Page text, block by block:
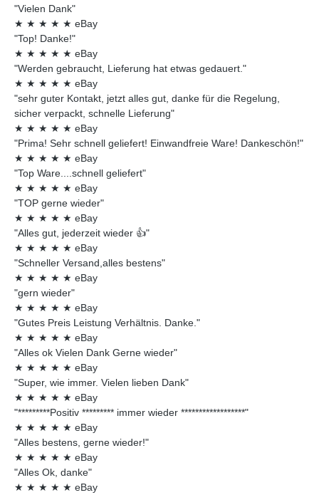
"Vielen Dank"
★ ★ ★ ★ ★ eBay
"Top! Danke!"
★ ★ ★ ★ ★ eBay
"Werden gebraucht, Lieferung hat etwas gedauert."
★ ★ ★ ★ ★ eBay
"sehr guter Kontakt, jetzt alles gut, danke für die Regelung,
sicher verpackt, schnelle Lieferung"
★ ★ ★ ★ ★ eBay
"Prima! Sehr schnell geliefert! Einwandfreie Ware! Dankeschön!"
★ ★ ★ ★ ★ eBay
"Top Ware....schnell geliefert"
★ ★ ★ ★ ★ eBay
"TOP gerne wieder"
★ ★ ★ ★ ★ eBay
"Alles gut, jederzeit wieder 👍"
★ ★ ★ ★ ★ eBay
"Schneller Versand,alles bestens"
★ ★ ★ ★ ★ eBay
"gern wieder"
★ ★ ★ ★ ★ eBay
"Gutes Preis Leistung Verhältnis. Danke."
★ ★ ★ ★ ★ eBay
"Alles ok Vielen Dank Gerne wieder"
★ ★ ★ ★ ★ eBay
"Super, wie immer. Vielen lieben Dank"
★ ★ ★ ★ ★ eBay
"*********Positiv ********* immer wieder ******************"
★ ★ ★ ★ ★ eBay
"Alles bestens, gerne wieder!"
★ ★ ★ ★ ★ eBay
"Alles Ok, danke"
★ ★ ★ ★ ★ eBay